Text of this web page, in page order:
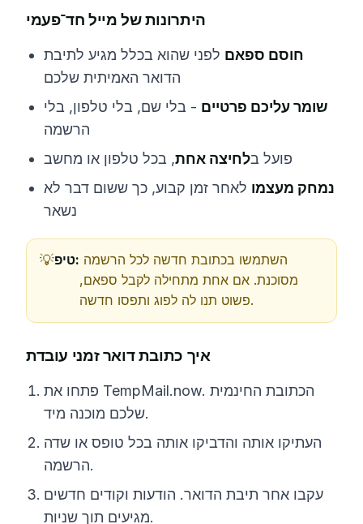
היתרונות של מייל חד־פעמי
חוסם ספאם לפני שהוא בכלל מגיע לתיבת
הדואר האמיתית שלכם
שומר עליכם פרטיים - בלי שם, בלי טלפון, בלי
הרשמה
פועל בלחיצה אחת, בכל טלפון או מחשב
נמחק מעצמו לאחר זמן קבוע, כך ששום דבר לא
נשאר
טיפ:
מסוכנת. אם אחת מתחילה לקבל ספאם,
פשוט תנו לה לפוג ותפסו חדשה.
איך כתובת דואר זמני עובדת
פתחו את TempMail.now. הכתובת החינמית
שלכם מוכנה מיד.
העתיקו אותה והדביקו אותה בכל טופס או שדה
הרשמה.
עקבו אחר תיבת הדואר. הודעות וקודים חדשים
מגיעים תוך שניות.